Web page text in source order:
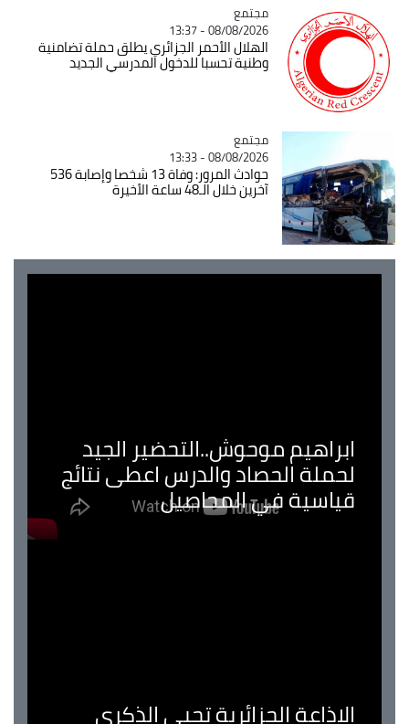
Catégorie
مجتمع
08/08/2026 - 13:37
الهلال الأحمر الجزائري يطلق حملة تضامنية
وطنية تحسبا للدخول المدرسي الجديد
Catégorie
مجتمع
08/08/2026 - 13:33
حوادث المرور: وفاة 13 شخصا وإصابة 536
آخرين خلال الـ48 ساعة الأخيرة
ابراهيم موحوش..التحضير الجيد
لحملة الحصاد والدرس اعطى نتائج
قياسية في المحاصيل
الإذاعة الجزائرية تحيي الذكرى